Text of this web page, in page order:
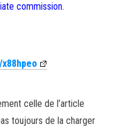
commission.
celle de l’article
toujours de la charger